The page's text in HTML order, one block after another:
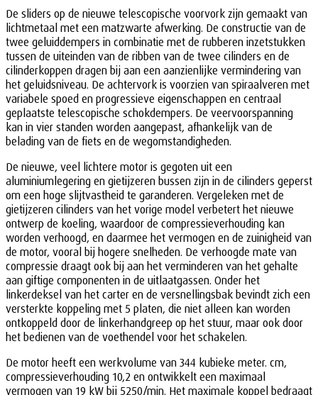
De sliders op de nieuwe telescopische voorvork zijn gemaakt van
lichtmetaal met een matzwarte afwerking. De constructie van de
twee geluiddempers in combinatie met de rubberen inzetstukken
tussen de uiteinden van de ribben van de twee cilinders en de
cilinderkoppen dragen bij aan een aanzienlijke vermindering van
het geluidsniveau. De achtervork is voorzien van spiraalveren met
variabele spoed en progressieve eigenschappen en centraal
geplaatste telescopische schokdempers. De veervoorspanning
kan in vier standen worden aangepast, afhankelijk van de
belading van de fiets en de wegomstandigheden.
De nieuwe, veel lichtere motor is gegoten uit een
aluminiumlegering en gietijzeren bussen zijn in de cilinders geperst
om een hoge slijtvastheid te garanderen. Vergeleken met de
gietijzeren cilinders van het vorige model verbetert het nieuwe
ontwerp de koeling, waardoor de compressieverhouding kan
worden verhoogd, en daarmee het vermogen en de zuinigheid van
de motor, vooral bij hogere snelheden. De verhoogde mate van
compressie draagt ook bij aan het verminderen van het gehalte
aan giftige componenten in de uitlaatgassen. Onder het
linkerdeksel van het carter en de versnellingsbak bevindt zich een
versterkte koppeling met 5 platen, die niet alleen kan worden
ontkoppeld door de linkerhandgreep op het stuur, maar ook door
het bedienen van de voethendel voor het schakelen.
De motor heeft een werkvolume van 344 kubieke meter. cm,
compressieverhouding 10,2 en ontwikkelt een maximaal
vermogen van 19 kW bij 5250/min. Het maximale koppel bedraagt